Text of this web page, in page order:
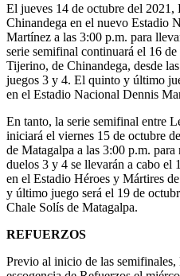
El jueves 14 de octubre del 2021,
Chinandega en el nuevo Estadio
Martínez a las 3:00 p.m. para
serie semifinal continuará el 16
Tijerino, de Chinandega, desde
juegos 3 y 4. El quinto y último
en el Estadio Nacional Dennis
En tanto, la serie semifinal entre
iniciará el viernes 15 de octubre
de Matagalpa a las 3:00 p.m.
duelos 3 y 4 se llevarán a cabo el
en el Estadio Héroes y Mártires
y último juego será el 19 de
Chale Solís de Matagalpa.
REFUERZOS
Previo al inicio de las semifinales,